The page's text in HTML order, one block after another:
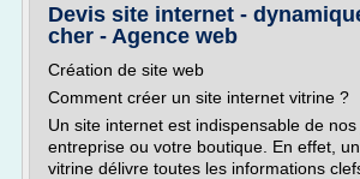
Devis site internet -
cher - Agence web
Création de site web
Comment créer un site internet vitrine ?
Un site internet est indispensable de
entreprise ou votre boutique. En effet,
vitrine délivre toutes les informations